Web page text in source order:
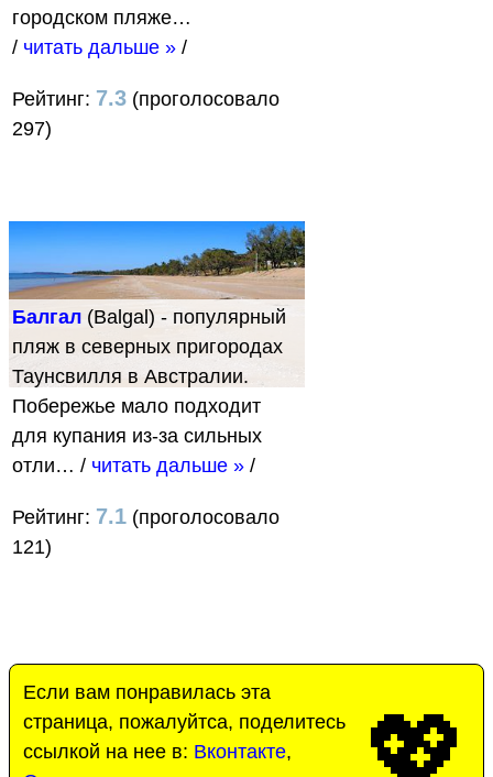
городском пляже…
/ читать дальше » /
Рейтинг: 7.3 (проголосовало
297)
Балгал (Balgal) - популярный
пляж в северных пригородах
Таунсвилля в Австралии.
Побережье мало подходит
для купания из-за сильных
отли… / читать дальше » /
Рейтинг: 7.1 (проголосовало
121)
Если вам понравилась эта
страница, пожалуйтса, поделитесь
ссылкой на нее в: Вконтакте,